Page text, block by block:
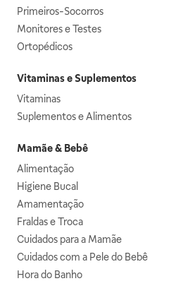
Primeiros-Socorros
Monitores e Testes
Ortopédicos
Vitaminas e Suplementos
Vitaminas
Suplementos e Alimentos
Mamãe & Bebê
Alimentação
Higiene Bucal
Amamentação
Fraldas e Troca
Cuidados para a Mamãe
Cuidados com a Pele do Bebê
Hora do Banho